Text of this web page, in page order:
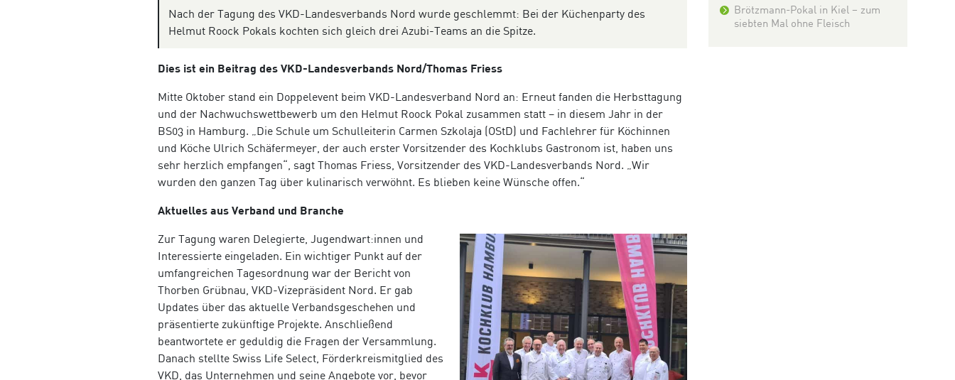
Nach der Tagung des VKD-Landesverbands Nord wurde geschlemmt: Bei der Küchenparty des
Helmut Roock Pokals kochten sich gleich drei Azubi-Teams an die Spitze.
Dies ist ein Beitrag des VKD-Landesverbands Nord/Thomas Friess
Mitte Oktober stand ein Doppelevent beim VKD-Landesverband Nord an: Erneut fanden die Herbsttagung
und der Nachwuchswettbewerb um den Helmut Roock Pokal zusammen statt – in diesem Jahr in der
BS03 in Hamburg. „Die Schule um Schulleiterin Carmen Szkolaja (OStD) und Fachlehrer für Köchinnen
und Köche Ulrich Schäfermeyer, der auch erster Vorsitzender des Kochklubs Gastronom ist, haben uns
sehr herzlich empfangen“, sagt Thomas Friess, Vorsitzender des VKD-Landesverbands Nord. „Wir
wurden den ganzen Tag über kulinarisch verwöhnt. Es blieben keine Wünsche offen.“
Aktuelles aus Verband und Branche
Zur Tagung waren Delegierte, Jugendwart:innen und
Interessierte eingeladen. Ein wichtiger Punkt auf der
umfangreichen Tagesordnung war der Bericht von
Thorben Grübnau, VKD-Vizepräsident Nord. Er gab
Updates über das aktuelle Verbandsgeschehen und
präsentierte zukünftige Projekte. Anschließend
beantwortete er geduldig die Fragen der Versammlung.
Danach stellte Swiss Life Select, Förderkreismitglied des
VKD, das Unternehmen und seine Angebote vor, bevor
Brötzmann-Pokal in Kiel – zum
siebten Mal ohne Fleisch